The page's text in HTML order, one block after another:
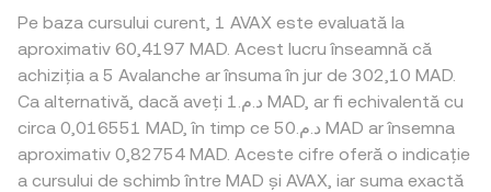
Pe baza cursului curent, 1 AVAX este evaluată la
aproximativ 60,4197 MAD. Acest lucru înseamnă că
achiziția a 5 Avalanche ar însuma în jur de 302,10 MAD.
Ca alternativă, dacă aveți د.م.1 MAD, ar fi echivalentă cu
circa 0,016551 MAD, în timp ce د.م.50 MAD ar însemna
aproximativ 0,82754 MAD. Aceste cifre oferă o indicație
a cursului de schimb între MAD și AVAX, iar suma exactă